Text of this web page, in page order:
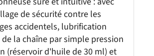
de sécurité contre les
accidentels, lubrification
la chaîne par simple pression
(réservoir d'huile de 30 ml) et